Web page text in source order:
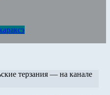
терзания — на канале